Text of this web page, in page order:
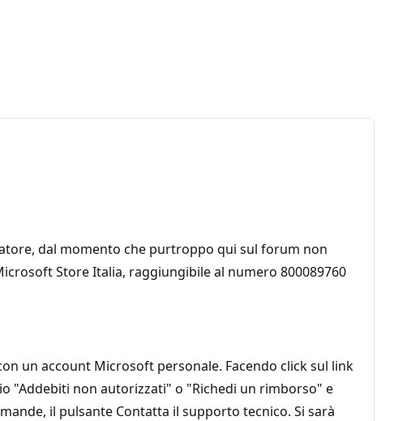
dal momento che purtroppo qui sul forum non
Store Italia, raggiungibile al numero 800089760
un account Microsoft personale. Facendo click sul link
"Addebiti non autorizzati" o "Richedi un rimborso" e
il pulsante Contatta il supporto tecnico. Si sarà